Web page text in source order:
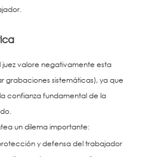
juez valore negativamente esta
grabaciones sistemáticas), ya que
confianza fundamental de la
un dilema importante:
y defensa del trabajador